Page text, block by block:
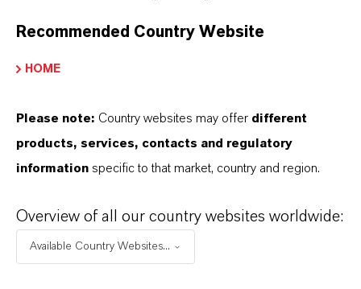
Vehbi Emre Ekici
Mannheim
Recommended Country Website
HOME
Please note: Country websites may offer different
products, services, contacts and regulatory
information specific to that market, country and region.
Overview of all our country websites worldwide:
Available Country Websites...